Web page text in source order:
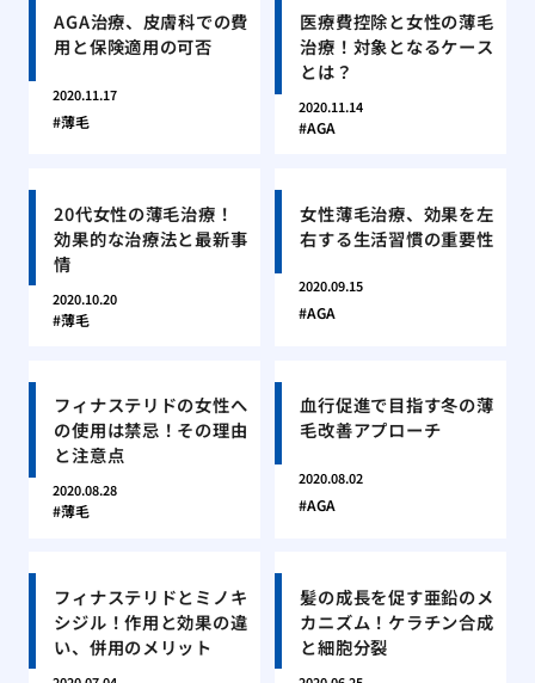
AGA治療、皮膚科での費
用と保険適用の可否
2020.11.17
薄毛
医療費控除と女性の薄毛
治療！対象となるケース
とは？
2020.11.14
AGA
20代女性の薄毛治療！
効果的な治療法と最新事
情
2020.10.20
薄毛
女性薄毛治療、効果を左
右する生活習慣の重要性
2020.09.15
AGA
フィナステリドの女性へ
の使用は禁忌！その理由
と注意点
2020.08.28
薄毛
血行促進で目指す冬の薄
毛改善アプローチ
2020.08.02
AGA
フィナステリドとミノキ
シジル！作用と効果の違
い、併用のメリット
髪の成長を促す亜鉛のメ
カニズム！ケラチン合成
と細胞分裂